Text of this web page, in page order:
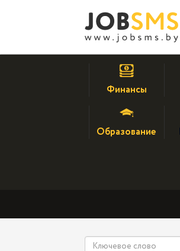
Финансы
Образование